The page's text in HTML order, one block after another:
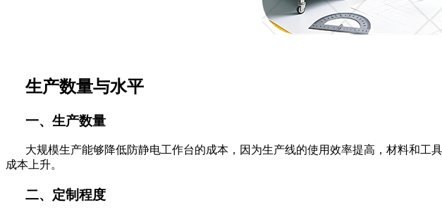
生产数量与水平
一、生产数量
大规模生产能够降低防静电工作台的成本，因为生产线的使用效率提高，材料和
成本上升。
二、定制程度